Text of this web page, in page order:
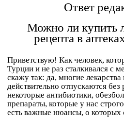
Ответ
Можно ли купить
рецепта в
Приветствую! Как человек,
Турции и не раз сталкивался с
скажу так: да, многие лекарства
действительно отпускаются без
некоторые антибиотики,
препараты, которые у нас
есть важные нюансы, о которых